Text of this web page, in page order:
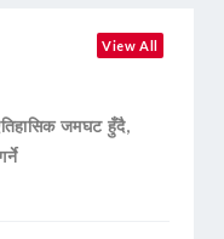
View All
जमघट हुँदै,